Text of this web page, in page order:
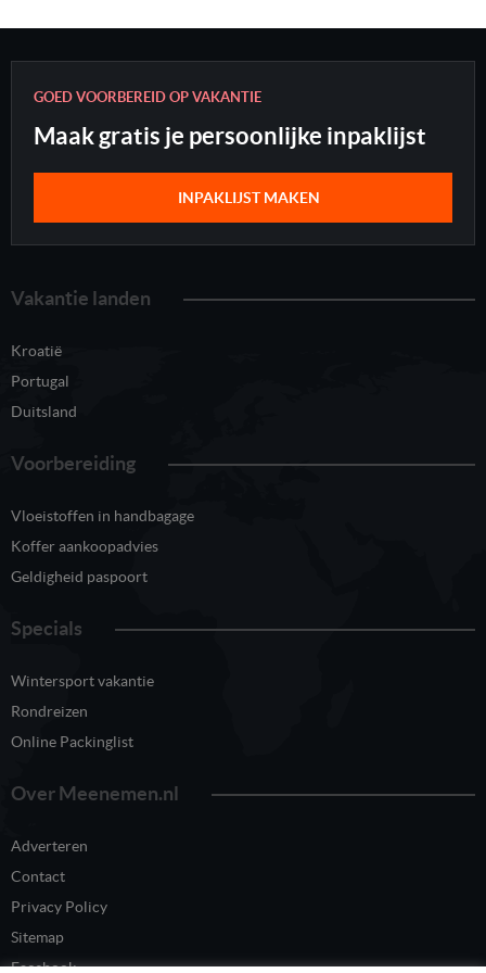
GOED VOORBEREID OP VAKANTIE
Maak gratis je persoonlijke inpaklijst
INPAKLIJST MAKEN
Vakantie landen
Kroatië
Portugal
Duitsland
Voorbereiding
Vloeistoffen in handbagage
Koffer aankoopadvies
Geldigheid paspoort
Specials
Wintersport vakantie
Rondreizen
Online Packinglist
Over Meenemen.nl
Adverteren
Contact
Privacy Policy
Sitemap
Facebook